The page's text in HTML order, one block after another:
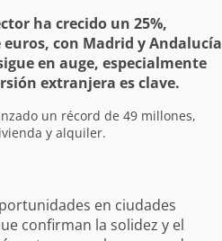
ha crecido un 25%,
con Madrid y Andalucía
en auge, especialmente
extranjera es clave.
un récord de 49 millones,
y alquiler.
en ciudades
confirman la solidez y el